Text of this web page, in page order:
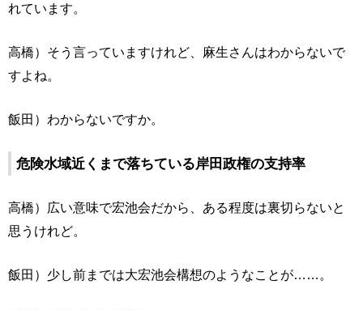
れています。
高橋）そう言っていますけれど、麻生さんはわからないで
すよね。
飯田）わからないですか。
危険水域近くまで落ちている岸田政権の支持率
高橋）広い意味で宏池会だから、ある程度は裏切らないと
思うけれど。
飯田）少し前までは大宏池会構想のようなことが……。